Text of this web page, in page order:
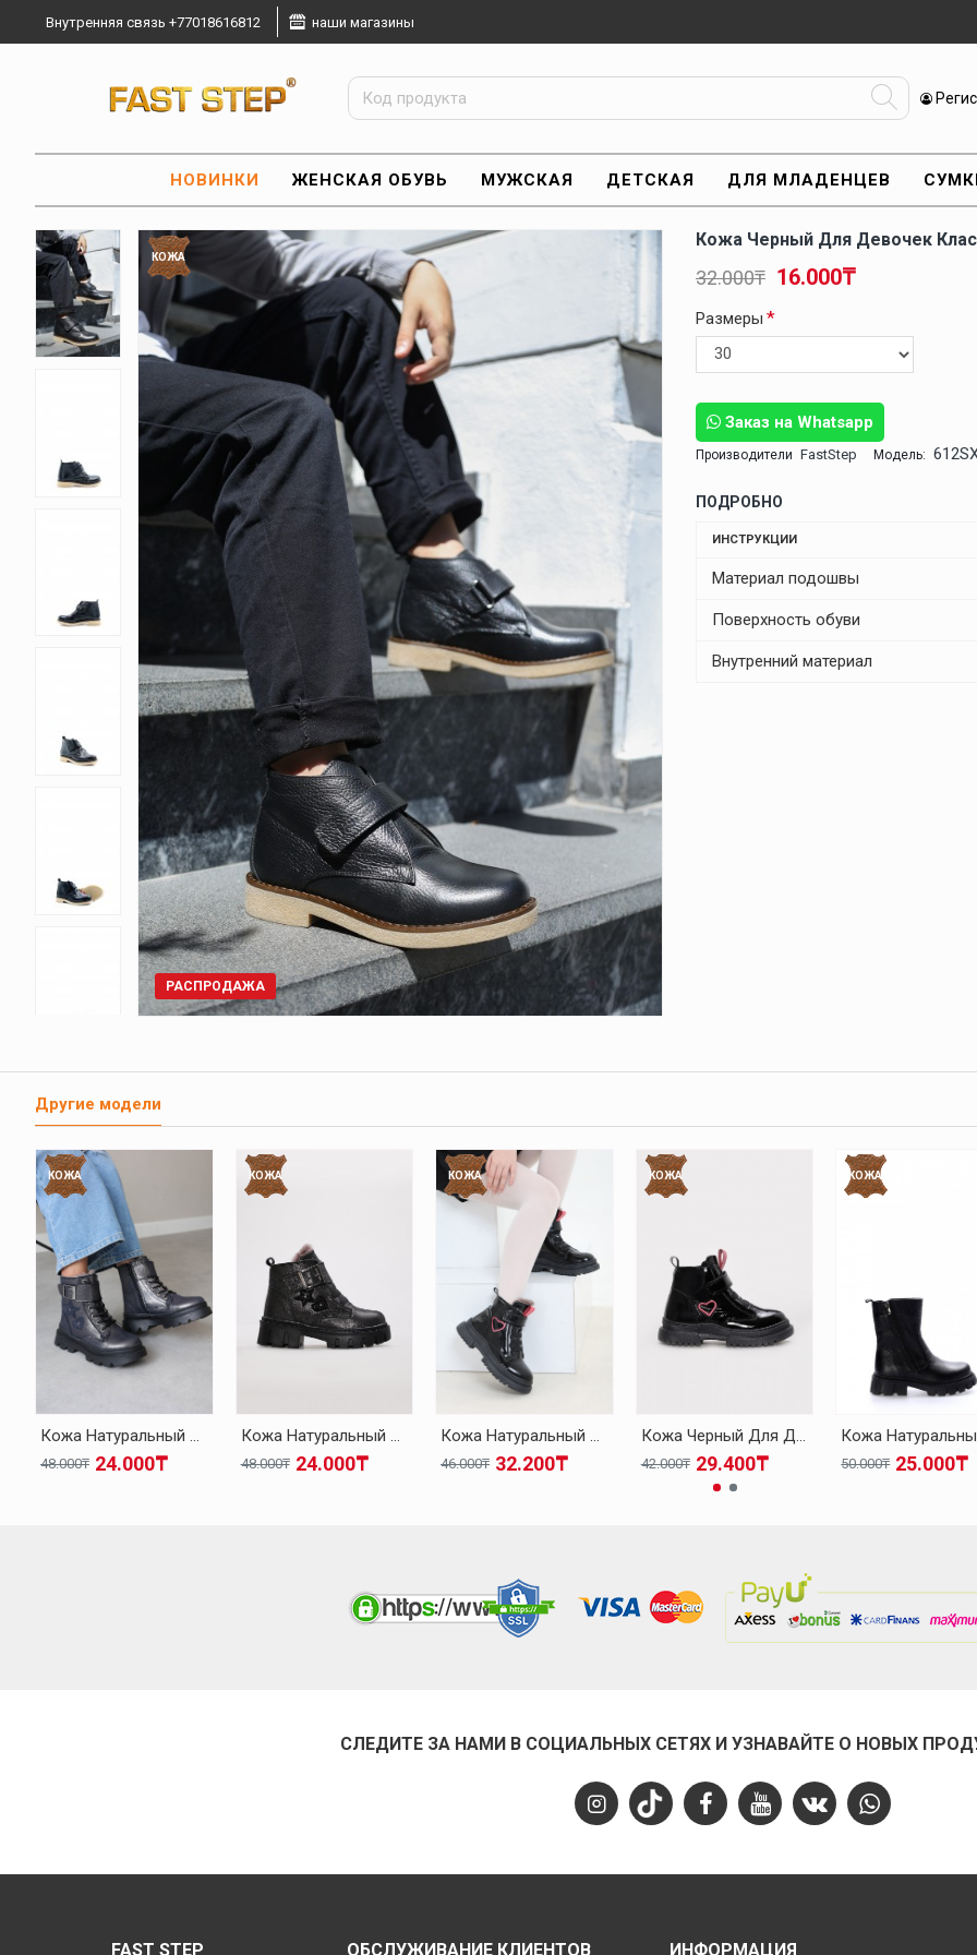
Внутренняя связь +77018616812 наши магазины
НОВИНКИ ЖЕНСКАЯ ОБУВЬ МУЖСКАЯ ДЕТСКАЯ ДЛЯ МЛАДЕНЦЕВ
КОЖА
РАСПРОДАЖА
Кожа Черный Для Девочек
Заказ на Whatsapp
Производители FastStep Модель:
16.000₸
32.000₸
Размеры
ПОДРОБНО
ИНСТРУКЦИИ
Материал подошвы
Поверхность обуви
Внутренний материал
Другие модели
КОЖА
Кожа Натуральный Мех Голубой Для Девочек Классические Ботинки 157KXA1774
24.000₸
48.000₸
КОЖА
Кожа Натуральный Мех Серебряный Для Девочек Классические Ботинки 157KXA1774
24.000₸
48.000₸
КОЖА
Кожа Натуральный Мех Черный Для Девочек Классические Ботинки 157KXA2994
32.200₸
46.000₸
КОЖА
Кожа Черный Для Девочек Классические Ботинки 157SXA2994
29.400₸
42.000₸
КОЖА
25.000₸
50.000₸
СЛЕДИТЕ ЗА НАМИ В СОЦИАЛЬНЫХ СЕТЯХ И УЗНАВАЙТЕ О НОВЫХ
FAST STEP ОБСЛУЖИВАНИЕ КЛИЕНТОВ ИНФОРМАЦИЯ